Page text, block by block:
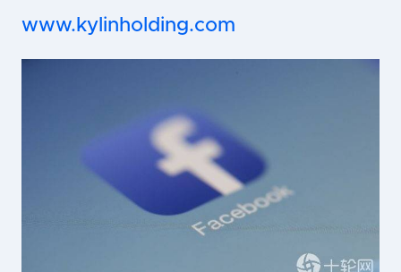
www.kylinholding.com